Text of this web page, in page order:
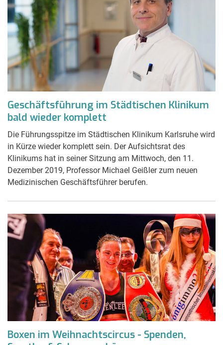
Geschäftsführung im Städtischen Klinikum
bald wieder komplett
Die Führungsspitze im Städtischen Klinikum Karlsruhe wird
in Kürze wieder komplett sein. Der Aufsichtsrat des
Klinikums hat in seiner Sitzung am Mittwoch, den 11.
Dezember 2019, Professor Michael Geißler zum neuen
Medizinischen Geschäftsführer berufen.
Boxen im Weihnachtscircus - Spenden,